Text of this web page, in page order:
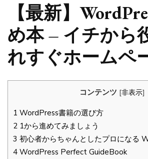
【最新】
め本 – イチから
れすぐホームペ
コンテンツ [非表示]
1 WordPress書籍の選び方
2 1から進めてみましょう
3 初心者からちゃんとしたプロになる
4 WordPress Perfect GuideBook